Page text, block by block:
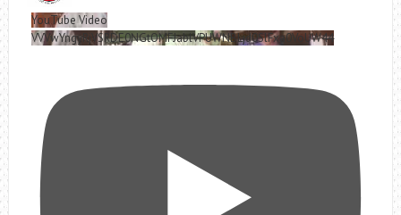
YouTube Video
VVVwYngyRjVSRDE0NGtOMFJablVPUWNBLjd0SlFxa0VoUW44